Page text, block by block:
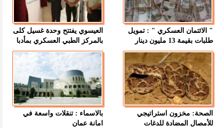
" الائتمان العسكري " : تمويل
طلبات بقيمة 13 مليون دينار
العيسوي يفتتح وحدة غسيل كلى
بالمركز الطبي العسكري بمأدبا
الصحة: مخزون استراتيجي
للأمصال المضادة للدغات
بالاسماء : تنقلات واسعة في
امانة عمان